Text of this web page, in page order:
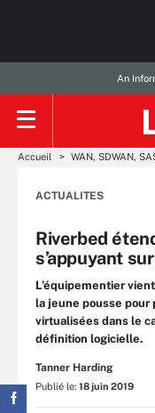
An
Accueil WAN, SDWAN,
ACTUALITES
Riverbed
s’appuyant
L’équipementier
la jeune pousse pour
virtualisées dans le
définition logicielle.
Tanner Harding
Publié le: 18 juin 2019